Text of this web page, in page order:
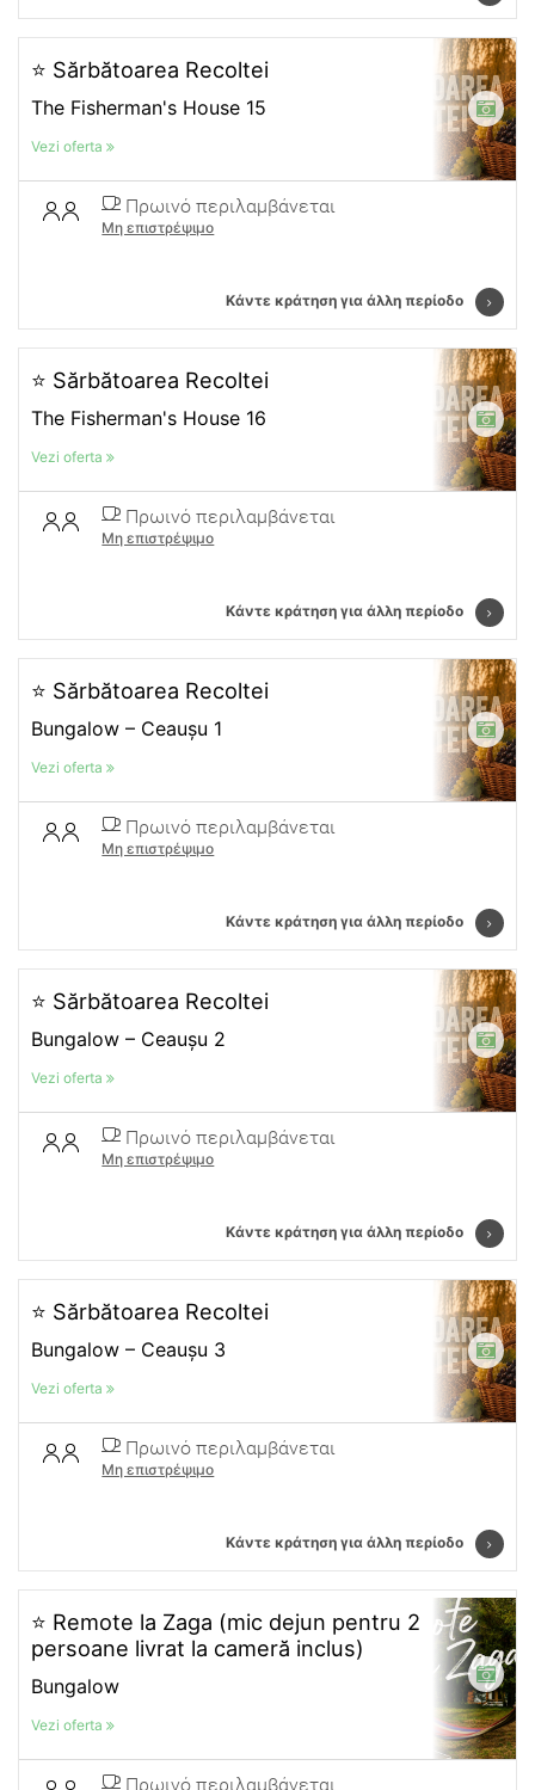
⭐ Sărbătoarea Recoltei
The Fisherman's House 15
Vezi oferta
Πρωινό περιλαμβάνεται
Μη επιστρέψιμο
Κάντε κράτηση για άλλη περίοδο
⭐ Sărbătoarea Recoltei
The Fisherman's House 16
Vezi oferta
Πρωινό περιλαμβάνεται
Μη επιστρέψιμο
Κάντε κράτηση για άλλη περίοδο
⭐ Sărbătoarea Recoltei
Bungalow – Ceaușu 1
Vezi oferta
Πρωινό περιλαμβάνεται
Μη επιστρέψιμο
Κάντε κράτηση για άλλη περίοδο
⭐ Sărbătoarea Recoltei
Bungalow – Ceaușu 2
Vezi oferta
Πρωινό περιλαμβάνεται
Μη επιστρέψιμο
Κάντε κράτηση για άλλη περίοδο
⭐ Sărbătoarea Recoltei
Bungalow – Ceaușu 3
Vezi oferta
Πρωινό περιλαμβάνεται
Μη επιστρέψιμο
Κάντε κράτηση για άλλη περίοδο
⭐ Remote la Zaga (mic dejun pentru 2
persoane livrat la cameră inclus)
Bungalow
Vezi oferta
Πρωινό περιλαμβάνεται